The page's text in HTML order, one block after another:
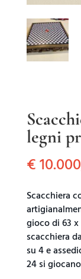
legni
€
Scacchiera
gioco di 63
scacchiera
su 4 e
24 si